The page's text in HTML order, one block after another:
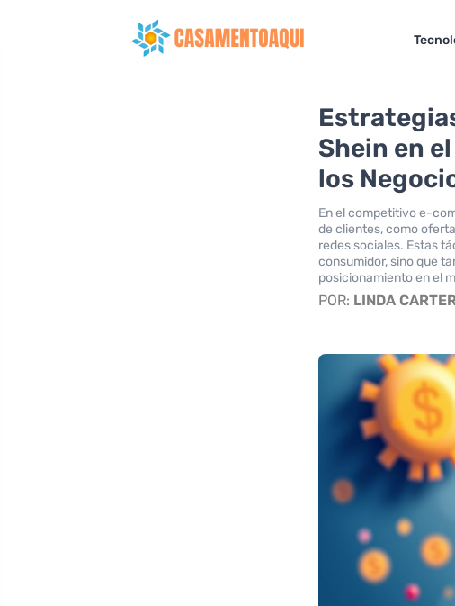
Shein en
los
En el competitivo e-
de clientes, como
redes sociales. Estas
consumidor, sino que
posicionamiento en el
POR: LINDA